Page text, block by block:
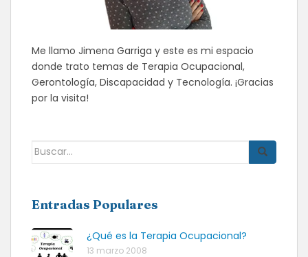
Me llamo Jimena Garriga y este es mi espacio
donde trato temas de Terapia Ocupacional,
Gerontología, Discapacidad y Tecnología. ¡Gracias
por la visita!
Buscar:
Entradas Populares
¿Qué es la Terapia Ocupacional?
13 marzo 2008